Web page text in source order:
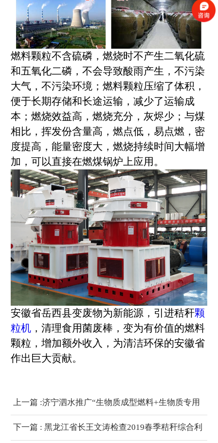
燃料颗粒不含硫磷，燃烧时不产生二氧化硫
和五氧化二磷，不会导致酸雨产生，不污染
大气，不污染环境；燃料颗粒压缩了体积，
便于长期存储和长途运输，减少了运输成
本；燃烧效益高，燃烧充分，灰烬少；与煤
相比，挥发份含量高，燃点低，易点燃，密
度提高，能量密度大，燃烧持续时间大幅增
加，可以直接在燃煤锅炉上应用。
安徽省岳西县变废物为新能源，引进秸秆颗
粒机 ，清理食用菌废棒，变为有价值的燃料
颗粒，增加额外收入，为清洁环保的安徽省
作出巨大贡献。
上一篇 :济宁泗水推广“生物质成型燃料+生物质专用
炉具”利用模式
下一篇 : 黑龙江省长王文涛检查2019春季秸秆综合利